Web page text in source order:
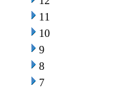
11
10
9
8
7